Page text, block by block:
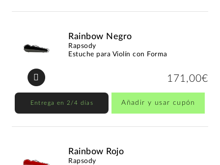
Rainbow Negro
Rapsody
Estuche para Violín con Forma
171,00€
Entrega en 2/4 días Añadir y usar cupón
Rainbow Rojo
Rapsody